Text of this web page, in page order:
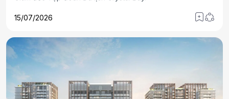
15/07/2026